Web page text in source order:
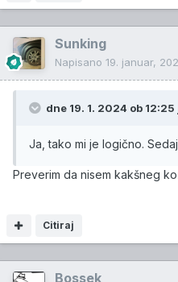
Sunking
Napisano 19. januar,
dne 19. 1. 2024 ob 12:25
Ja, tako mi je logično.
Preverim da nisem kakšneg
Citiraj
Bossek